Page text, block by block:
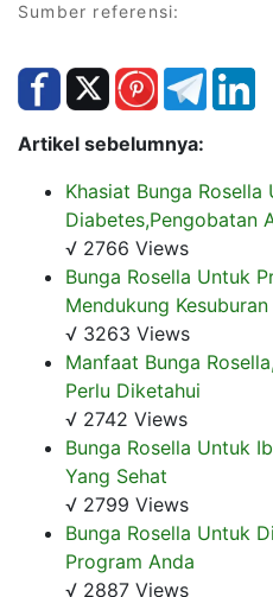
Sumber referensi:
Artikel sebelumnya:
Khasiat Bunga Rosella
Diabetes,Pengobatan
√ 2766 Views
Bunga Rosella Untuk
Mendukung Kesuburan
√ 3263 Views
Manfaat Bunga
Perlu Diketahui
√ 2742 Views
Bunga Rosella Untuk
Yang Sehat
√ 2799 Views
Bunga Rosella Untuk
Program Anda
√ 2887 Views